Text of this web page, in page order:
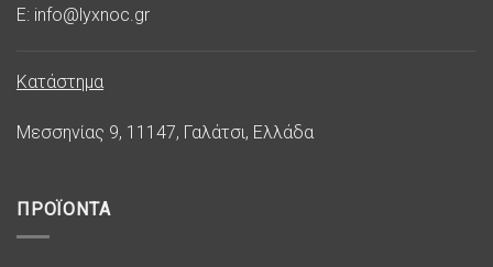
E: info@lyxnoc.gr
Κατάστημα
Μεσσηνίας 9, 11147, Γαλάτσι, Ελλάδα
ΠΡΟΪΟΝΤΑ